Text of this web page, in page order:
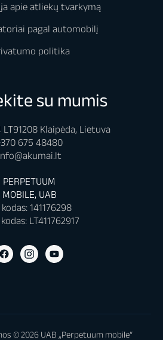
apie atliekų tvarkymą
pagal automobilį
politika
su mumis
Klaipėda, Lietuva
675 48480
PERPETUUM
MOBILE, UAB
141176298
LT411762917
© 2026 UAB „Perpetuum mobile“